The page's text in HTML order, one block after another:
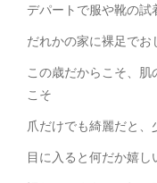
デパートで服や靴の試
だれかの家に裸足で
この歳だからこそ、
こそ
爪だけでも綺麗だと、
目に入ると何だか嬉し